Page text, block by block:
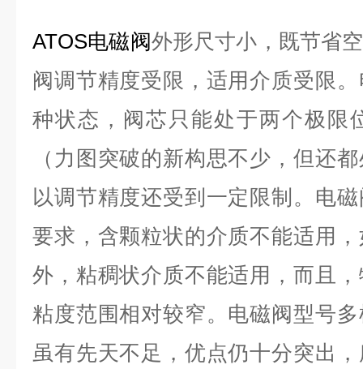
ATOS电磁阀外形尺寸小，既节省
阀调节精度受限，适用介质受限
种状态，阀芯只能处于两个极限
（力图突破的新构思不少，但还
以调节精度还受到一定限制。电
要求，含颗粒状的介质不能适用
外，粘稠状介质不能适用，而且
粘度范围相对较窄。电磁阀型号
虽有先天不足，优点仍十分突出